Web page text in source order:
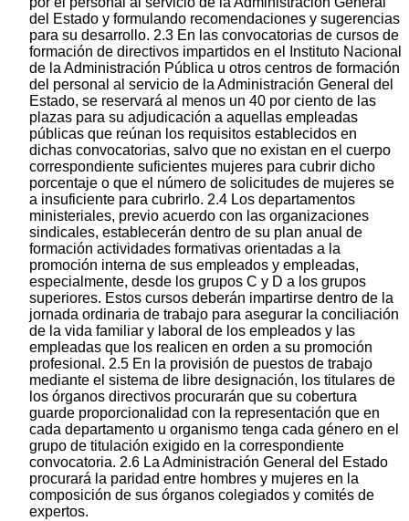
del Estado y formulando recomendaciones y sugerencias
para su desarrollo. 2.3 En las convocatorias de cursos de
formación de directivos impartidos en el Instituto Nacional
de la Administración Pública u otros centros de formación
del personal al servicio de la Administración General del
Estado, se reservará al menos un 40 por ciento de las
plazas para su adjudicación a aquellas empleadas
públicas que reúnan los requisitos establecidos en
dichas convocatorias, salvo que no existan en el cuerpo
correspondiente suficientes mujeres para cubrir dicho
porcentaje o que el número de solicitudes de mujeres se
a insuficiente para cubrirlo. 2.4 Los departamentos
ministeriales, previo acuerdo con las organizaciones
sindicales, establecerán dentro de su plan anual de
formación actividades formativas orientadas a la
promoción interna de sus empleados y empleadas,
especialmente, desde los grupos C y D a los grupos
superiores. Estos cursos deberán impartirse dentro de la
jornada ordinaria de trabajo para asegurar la conciliación
de la vida familiar y laboral de los empleados y las
empleadas que los realicen en orden a su promoción
profesional. 2.5 En la provisión de puestos de trabajo
mediante el sistema de libre designación, los titulares de
los órganos directivos procurarán que su cobertura
guarde proporcionalidad con la representación que en
cada departamento u organismo tenga cada género en el
grupo de titulación exigido en la correspondiente
convocatoria. 2.6 La Administración General del Estado
procurará la paridad entre hombres y mujeres en la
composición de sus órganos colegiados y comités de
expertos.